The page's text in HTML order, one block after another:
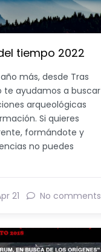
tiempo 2022
más, desde Tras
te ayudamos a buscar
arqueológicas
Si quieres
formándote y
no puedes
21 No comments